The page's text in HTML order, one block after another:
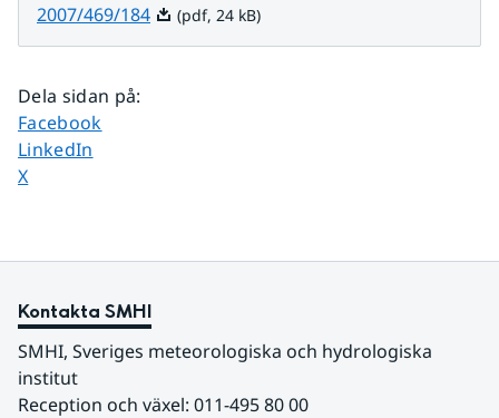
2007/469/184Pdf, 24 kB.
(pdf, 24 kB)
Dela sidan på:
Dela sidan på
Facebook
Dela sidan på
LinkedIn
Dela sidan på
X
Kontakta SMHI
SMHI, Sveriges meteorologiska och hydrologiska
institut
Reception och växel: 011-495 80 00